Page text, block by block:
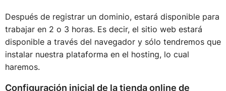
Después de registrar un dominio, estará disponible para
trabajar en 2 o 3 horas. Es decir, el sitio web estará
disponible a través del navegador y sólo tendremos que
instalar nuestra plataforma en el hosting, lo cual
haremos.
Configuración inicial de la tienda online de